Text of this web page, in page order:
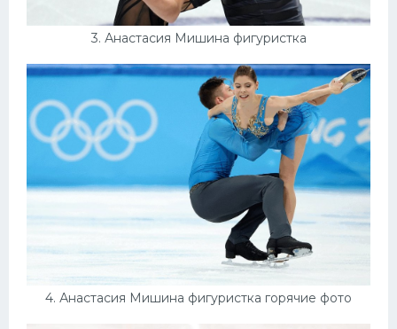
3. Анастасия Мишина фигуристка
4. Анастасия Мишина фигуристка горячие фото